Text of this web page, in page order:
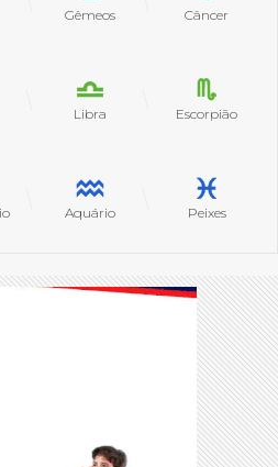
Gêmeos Câncer
Libra Escorpião
Aquário Peixes